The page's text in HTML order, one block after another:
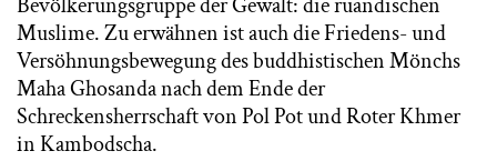
Muslime. Zu erwähnen ist auch die Friedens- und
Versöhnungsbewegung des buddhistischen Mönchs
Maha Ghosanda nach dem Ende der
Schreckensherrschaft von Pol Pot und Roter Khmer
in Kambodscha.